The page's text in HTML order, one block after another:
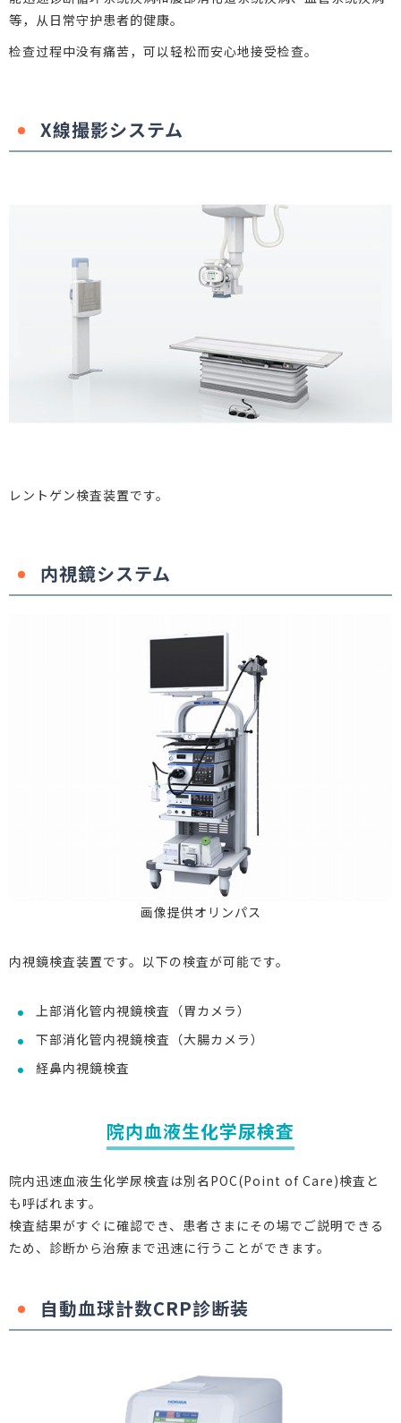
等，从日常守护患者的健康。
检查过程中没有痛苦，可以轻松而安心地接受检查。
X線撮影システム
レントゲン検査装置です。
内視鏡システム
画像提供オリンパス
内視鏡検査装置です。以下の検査が可能です。
上部消化管内視鏡検査（胃カメラ）
下部消化管内視鏡検査（大腸カメラ）
経鼻内視鏡検査
院内血液生化学尿検査
院内迅速血液生化学尿検査は別名POC(Point of Care)検査と
も呼ばれます。
検査結果がすぐに確認でき、患者さまにその場でご説明できる
ため、診断から治療まで迅速に行うことができます。
自動血球計数CRP診断装